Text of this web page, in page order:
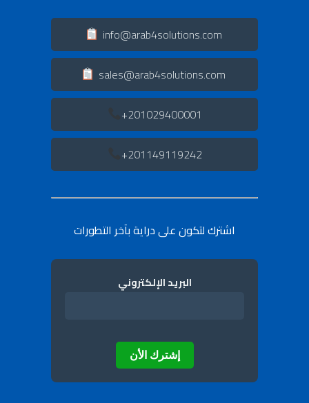
info@arab4solutions.com
sales@arab4solutions.com
201029400001+
201149119242+
اشترك لتكون على دراية بآخر التطورات
البريد الإلكتروني
إشترك الأن